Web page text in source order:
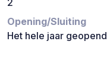
2
Opening/Sluiting
Het hele jaar geopend